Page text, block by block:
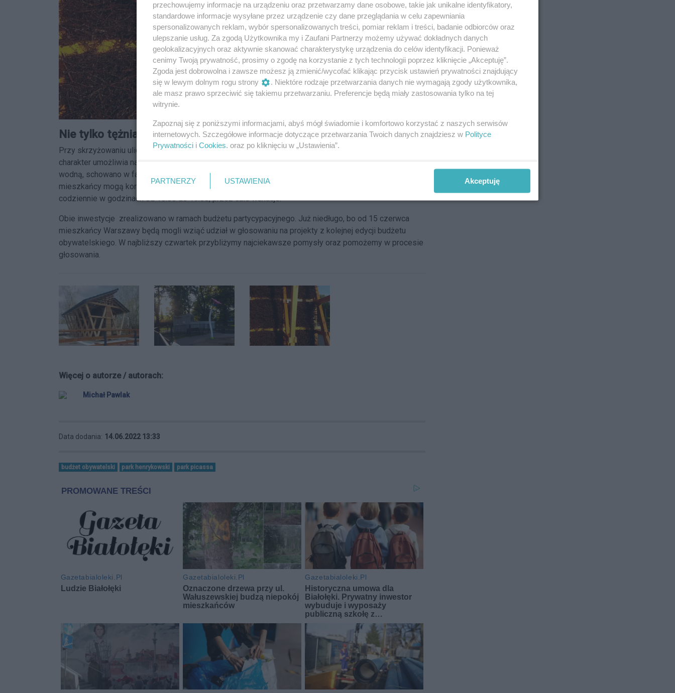
Nie tylko tężnia, ale też wodny plac zabaw
Przy skrzyżowaniu ulic Klasyków i Modlińskiej, w Parku Henrykowskim otwarto wodny plac zabaw. Jego
charakter umożliwia najmłodszym schłodzenie się w letnie upały. Spryskiwacze tworzące mgiełkę
wodną, schowano w fantazyjnych formach ogromnych kwiatów. Wraz z wodnym placem zabaw
mieszkańcy mogą korzystać z wybudowanej przebieralni i automatycznej toalety. Obiekt będzie czynny
codziennie w godzinach od 10:00 do 19:00, przez całe wakacje.
Obie inwestycje zrealizowano w ramach budżetu partycypacyjnego. Już niedługo, bo od 15 czerwca
mieszkańcy Warszawy będą mogli wziąć udział w głosowaniu na projekty z kolejnej edycji budżetu
obywatelskiego. W najbliższy czwartek przybliżymy najciekawsze pomysły oraz pomożemy w procesie
głosowania.
Więcej o autorze / autorach:
Michał Pawlak
Data dodania: 14.06.2022 13:33
budżet obywatelski park henrykowski park picassa
przechowujemy informacje na urządzeniu oraz przetwarzamy dane osobowe, takie jak unikalne identyfikatory,
standardowe informacje wysyłane przez urządzenie czy dane przeglądania w celu zapewniania
spersonalizowanych reklam, wybór spersonalizowanych treści, pomiar reklam i treści, badanie odbiorców oraz
ulepszanie usług. Za zgodą Użytkownika my i Zaufani Partnerzy możemy używać dokładnych danych
geolokalizacyjnych oraz aktywnie skanować charakterystykę urządzenia do celów identyfikacji. Ponieważ
cenimy Twoją prywatność, prosimy o zgodę na korzystanie z tych technologii poprzez kliknięcie „Akceptuję”.
Zgoda jest dobrowolna i zawsze możesz ją zmienić/wycofać klikając przycisk ustawień prywatności znajdujący
się w lewym dolnym rogu strony
. Niektóre rodzaje przetwarzania danych nie wymagają zgody użytkownika,
ale masz prawo sprzeciwić się takiemu przetwarzaniu. Preferencje będą miały zastosowania tylko na tej
witrynie.
Zapoznaj się z poniższymi informacjami, abyś mógł świadomie i komfortowo korzystać z naszych serwisów
internetowych. Szczegółowe informacje dotyczące przetwarzania Twoich danych znajdziesz w Polityce
Prywatności i Cookies. oraz po kliknięciu w „Ustawienia”.
PARTNERZY USTAWIENIA Akceptuję